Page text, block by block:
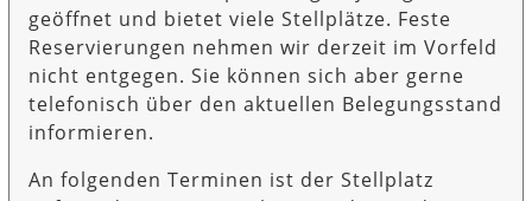
geöffnet und bietet viele Stellplätze. Feste
Reservierungen nehmen wir derzeit im Vorfeld
nicht entgegen. Sie können sich aber gerne
telefonisch über den aktuellen Belegungsstand
informieren.
An folgenden Terminen ist der Stellplatz